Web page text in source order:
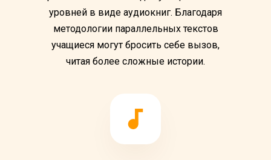
уровней в виде аудиокниг. Благодаря
методологии параллельных текстов
учащиеся могут бросить себе вызов,
читая более сложные истории.